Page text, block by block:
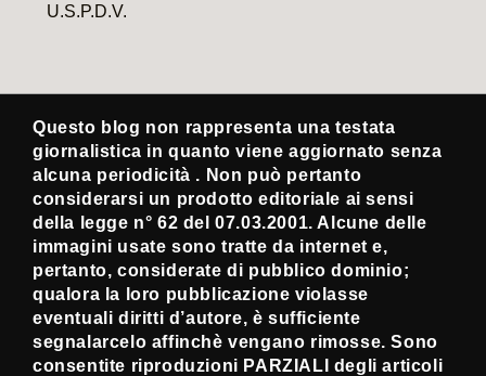
U.S.P.D.V.
Questo blog non rappresenta una testata
giornalistica in quanto viene aggiornato senza
alcuna periodicità . Non può pertanto
considerarsi un prodotto editoriale ai sensi
della legge n° 62 del 07.03.2001. Alcune delle
immagini usate sono tratte da internet e,
pertanto, considerate di pubblico dominio;
qualora la loro pubblicazione violasse
eventuali diritti d’autore, è sufficiente
segnalarcelo affinchè vengano rimosse. Sono
consentite riproduzioni PARZIALI degli articoli